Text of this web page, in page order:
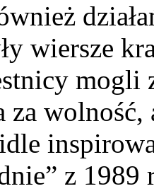
wiersze
mogli
za
z 1989